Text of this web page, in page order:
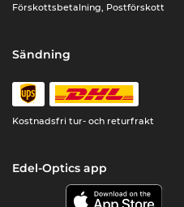
Förskottsbetalning, Postförskott
Sändning
Kostnadsfri tur- och returfrakt
Edel-Optics app